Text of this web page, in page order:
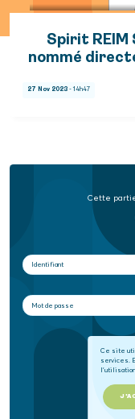
Ce site
services.
Spirit REIM
nommé
27 Nov 2023 - 14h47
Cette